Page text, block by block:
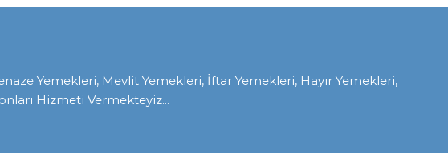
Yemekleri, Mevlit Yemekleri, İftar Yemekleri, Hayır Yemekleri,
Hizmeti Vermekteyiz...